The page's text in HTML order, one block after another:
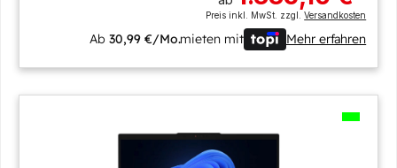
Preis inkl. MwSt. zzgl.Versandkosten
Ab30,99 €/Mo.mieten mit Mehr erfahren